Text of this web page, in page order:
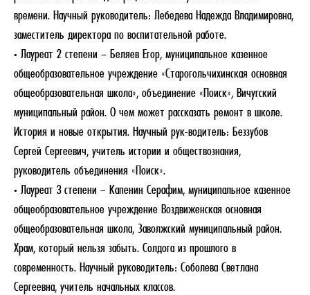
времени. Научный руководитель: Лебедева Надежда Владимировна,
заместитель директора по воспитательной работе.
• Лауреат 2 степени – Беляев Егор, муниципальное казенное
общеобразовательное учреждение «Старогольчихинская основная
общеобразовательная школа», объединение «Поиск», Вичугский
муниципальный район. О чем может рассказать ремонт в школе.
История и новые открытия. Научный рук-водитель: Беззубов
Сергей Сергеевич, учитель истории и обществознания,
руководитель объединения «Поиск».
• Лауреат 3 степени – Капенин Серафим, муниципальное казенное
общеобразовательное учреждение Воздвиженская основная
общеобразовательная школа, Заволжский муниципальный район.
Храм, который нельзя забыть. Солдога из прошлого в
современность. Научный руководитель: Соболева Светлана
Сергеевна, учитель начальных классов.